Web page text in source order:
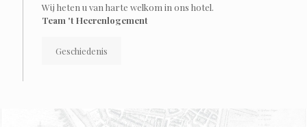
Wij heten u van harte welkom in ons hotel.
Team 't Heerenlogement
Geschiedenis